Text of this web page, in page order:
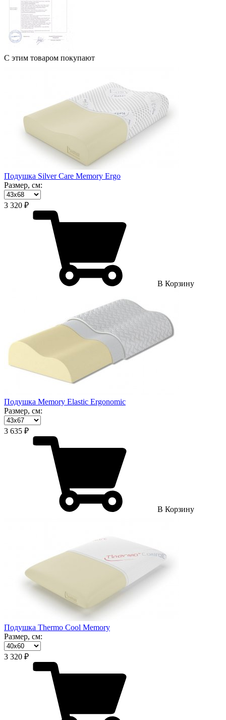
С этим товаром покупают
Подушка Silver Care Memory Ergo
Размер, см:
3 320 ₽
В Корзину
Подушка Memory Elastic Ergonomic
Размер, см:
3 635 ₽
В Корзину
Подушка Thermo Cool Memory
Размер, см:
3 320 ₽